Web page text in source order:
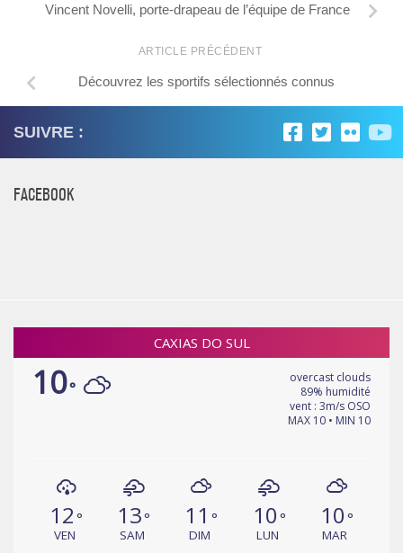
Vincent Novelli, porte-drapeau de l’équipe de France
ARTICLE PRÉCÉDENT
Découvrez les sportifs sélectionnés connus
SUIVRE :
FACEBOOK
CAXIAS DO SUL
10°
overcast clouds
89% humidité
vent : 3m/s OSO
MAX 10 • MIN 10
12 °
VEN
13°
SAM
11 °
DIM
10 °
LUN
10 °
MAR